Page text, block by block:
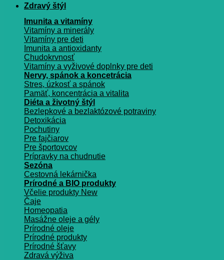
Zdravý štýl
Imunita a vitamíny
Vitamíny a minerály
Vitamíny pre deti
Imunita a antioxidanty
Chudokrvnosť
Vitamíny a vyživové doplnky pre deti
Nervy, spánok a koncetrácia
Stres, úzkosť a spánok
Pamäť, koncentrácia a vitalita
Diéta a životný štýl
Bezlepkové a bezlaktózové potraviny
Detoxikácia
Pochutiny
Pre fajčiarov
Pre športovcov
Prípravky na chudnutie
Sezóna
Cestovná lekárnička
Prírodné a BIO produkty
Včelie produkty
Čaje
Homeopatia
Masážne oleje a gély
Prírodné oleje
Prírodné produkty
Prírodné šťavy
Zdravá výživa